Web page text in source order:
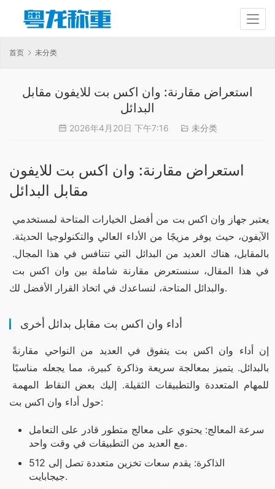
首页 未分类
استعراض مقارنة: وان اكس بت للايفون مقابل
البدائل
2026年4月20日 下午7:16 未分类
استعراض مقارنة: وان اكس بت للايفون
مقابل البدائل
والبدائل المتاحة، لنساعدك في اتخاذ القرار الأفضل لك.
أداء وان اكس بت مقابل بدائل أخرى
حول أداء وان اكس بت:
سرعة المعالج: يحتوي على معالج متطور قادر على التعامل
مع العديد من التطبيقات في وقت واحد.
الذاكرة: يقدم سعات تخزين متعددة تصل إلى 512
جيجابايت.